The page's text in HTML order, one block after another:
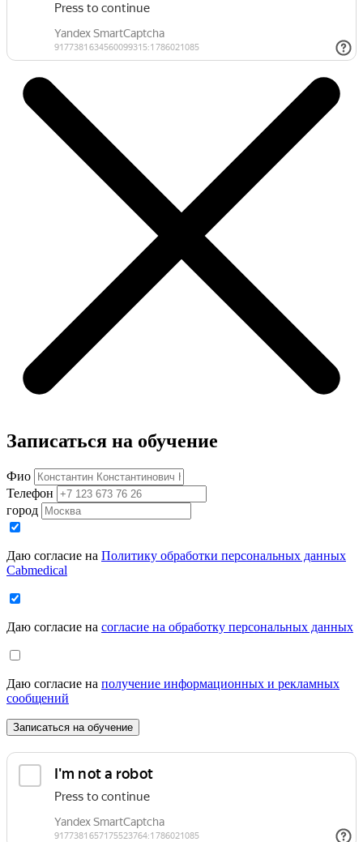
Записаться на обучение
Фио
Телефон
город
Даю согласие на Политику обработки персональных данных
Cabmedical
Даю согласие на согласие на обработку персональных данных
Даю согласие на получение информационных и рекламных
сообщений
Записаться на обучение